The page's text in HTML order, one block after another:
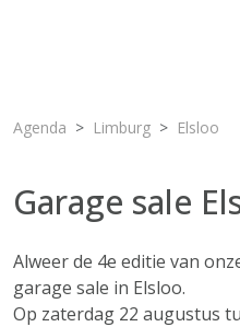
Agenda Limburg Elsloo
Garage sale
Alweer de 4e editie van
garage sale in Elsloo.
Op zaterdag 22 augustus